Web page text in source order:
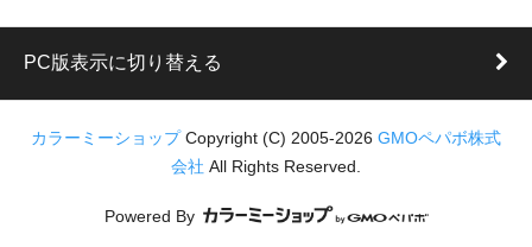
PC版表示に切り替える
カラーミーショップ Copyright (C) 2005-2026 GMOペパボ株式
会社 All Rights Reserved.
Powered By